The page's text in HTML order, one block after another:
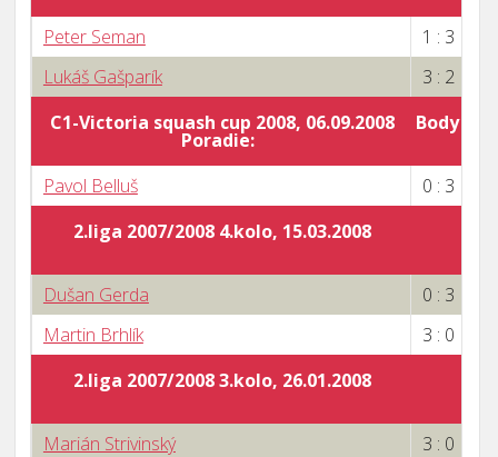
Peter Seman
1 : 3
Lukáš Gašparík
3 : 2
C1-Victoria squash cup 2008, 06.09.2008
Poradie:
Body za
Pavol Belluš
0 : 3
2.liga 2007/2008 4.kolo, 15.03.2008
Dušan Gerda
0 : 3
Martin Brhlík
3 : 0
2.liga 2007/2008 3.kolo, 26.01.2008
Marián Strivinský
3 : 0